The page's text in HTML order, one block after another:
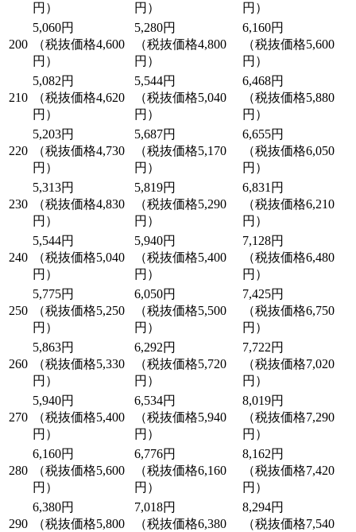
円）
円）
円）
200
5,060円
（税抜価格4,600
円）
5,280円
（税抜価格4,800
円）
6,160円
（税抜価格5,600
円）
210
5,082円
（税抜価格4,620
円）
5,544円
（税抜価格5,040
円）
6,468円
（税抜価格5,880
円）
220
5,203円
（税抜価格4,730
円）
5,687円
（税抜価格5,170
円）
6,655円
（税抜価格6,050
円）
230
5,313円
（税抜価格4,830
円）
5,819円
（税抜価格5,290
円）
6,831円
（税抜価格6,210
円）
240
5,544円
（税抜価格5,040
円）
5,940円
（税抜価格5,400
円）
7,128円
（税抜価格6,480
円）
250
5,775円
（税抜価格5,250
円）
6,050円
（税抜価格5,500
円）
7,425円
（税抜価格6,750
円）
260
5,863円
（税抜価格5,330
円）
6,292円
（税抜価格5,720
円）
7,722円
（税抜価格7,020
円）
270
5,940円
（税抜価格5,400
円）
6,534円
（税抜価格5,940
円）
8,019円
（税抜価格7,290
円）
280
6,160円
（税抜価格5,600
円）
6,776円
（税抜価格6,160
円）
8,162円
（税抜価格7,420
円）
290
6,380円
（税抜価格5,800
7,018円
（税抜価格6,380
8,294円
（税抜価格7,540